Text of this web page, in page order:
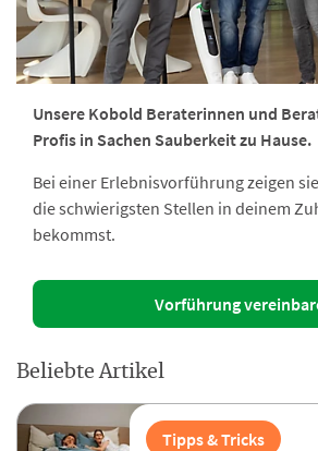
Unsere Kobold Beraterinnen und
Profis in Sachen Sauberkeit zu Hause.
Bei einer Erlebnisvorführung zeigen
die schwierigsten Stellen in deinem
bekommst.
Vorführung
Beliebte Artikel
Tipps & Tricks